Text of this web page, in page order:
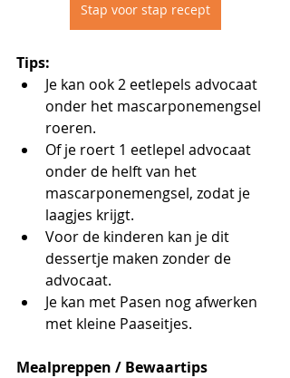
Stap voor stap recept
Tips:
Je kan ook 2 eetlepels advocaat
onder het mascarponemengsel
roeren.
Of je roert 1 eetlepel advocaat
onder de helft van het
mascarponemengsel, zodat je
laagjes krijgt.
Voor de kinderen kan je dit
dessertje maken zonder de
advocaat.
Je kan met Pasen nog afwerken
met kleine Paaseitjes.
Mealpreppen / Bewaartips